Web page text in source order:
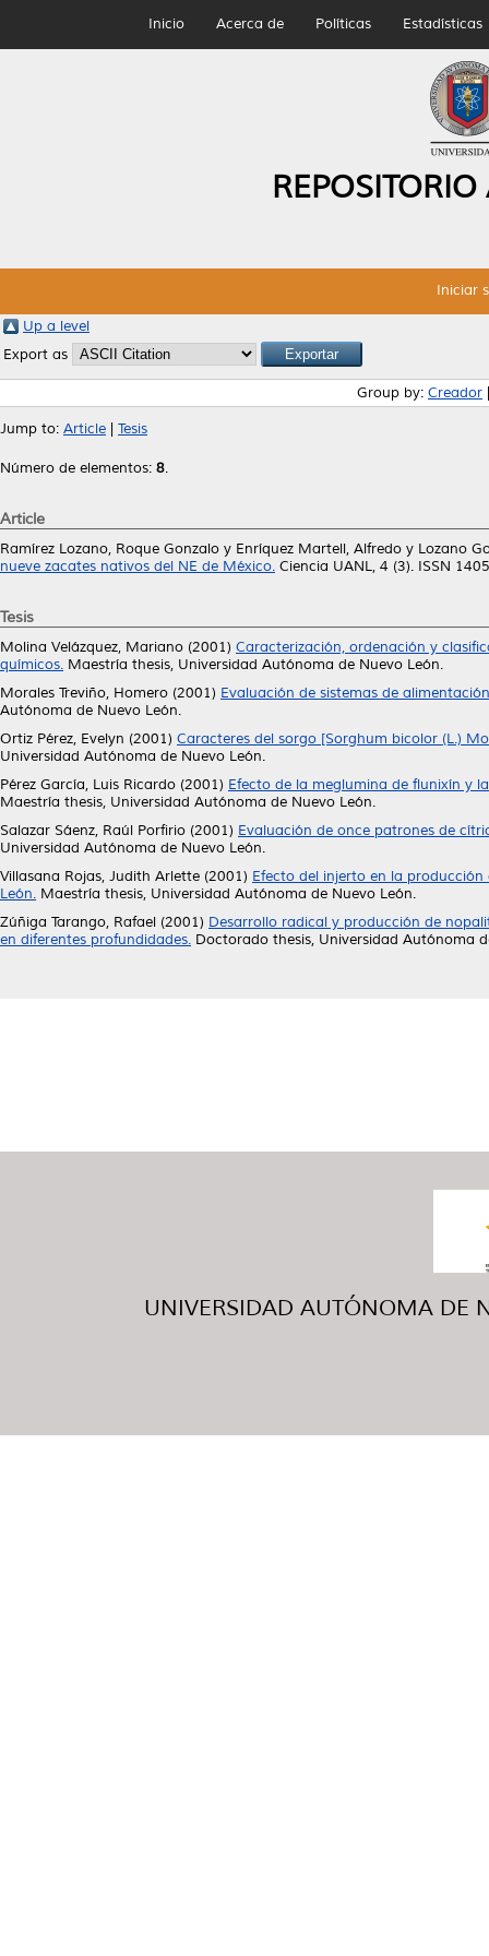
Inicio Acerca de Políticas Estadísticas
Iniciar
Up a level
Export as
Group by: Creador
Jump to: Article Tesis
Número de elementos: 8.
Article
Ramírez Lozano, Roque Gonzalo y Enríquez Martell, Alfredo y Lozano
nueve zacates nativos del NE de México. Ciencia UANL, 4 (3). ISSN
Tesis
Molina Velázquez, Mariano (2001) Caracterización, ordenación y
químicos. Maestría thesis, Universidad Autónoma de Nuevo León.
Morales Treviño, Homero (2001) Evaluación de sistemas de
Autónoma de Nuevo León.
Ortiz Pérez, Evelyn (2001) Caracteres del sorgo [Sorghum bicolor (L.)
Universidad Autónoma de Nuevo León.
Pérez García, Luis Ricardo (2001) Efecto de la meglumina de flunixín y
Maestría thesis, Universidad Autónoma de Nuevo León.
Salazar Sáenz, Raúl Porfirio (2001) Evaluación de once patrones de
Universidad Autónoma de Nuevo León.
Villasana Rojas, Judith Arlette (2001) Efecto del injerto en la
León. Maestría thesis, Universidad Autónoma de Nuevo León.
Zúñiga Tarango, Rafael (2001) Desarrollo radical y producción de
en diferentes profundidades. Doctorado thesis, Universidad Autónoma
UNIVERSIDAD AUTÓNOMA DE